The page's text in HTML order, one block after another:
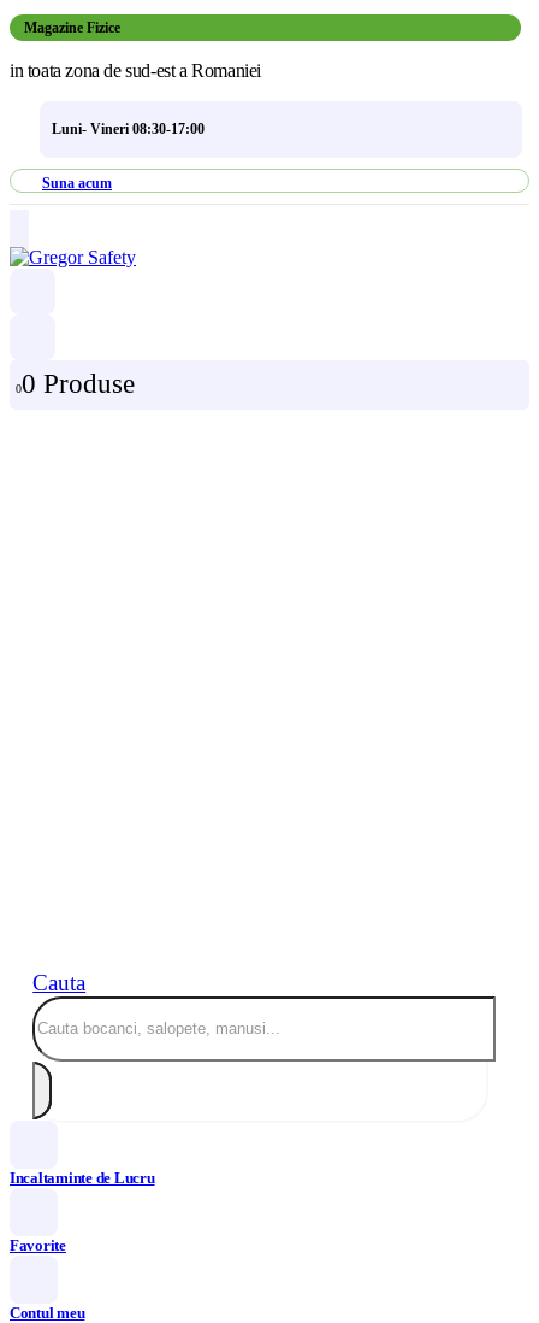
Magazine Fizice
in toata zona de sud-est a Romaniei
Luni- Vineri 08:30-17:00
Suna acum
00 Produse
Cauta
Incaltaminte de Lucru
Favorite
Contul meu